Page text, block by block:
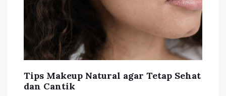
Tips Makeup Natural agar Tetap Sehat
dan Cantik